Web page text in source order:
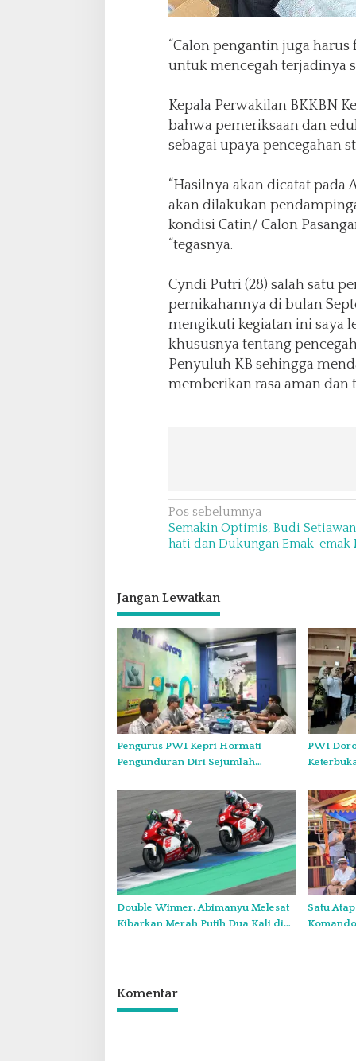
“Calon pengantin juga
untuk mencegah terjadinya
Kepala Perwakilan BKKBN
bahwa pemeriksaan dan
sebagai upaya pencegahan
“Hasilnya akan dicatat pada
akan dilakukan
kondisi Catin/ Calon
“tegasnya.
Cyndi Putri (28) salah satu
pernikahannya di bulan
mengikuti kegiatan ini saya
khususnya tentang
Penyuluh KB sehingga
memberikan rasa aman dan
N
a
g
a
s
p
o
s
Pos sebelumnya
Semakin Optimis, Budi
hati dan Dukungan Emak-emak
Jangan Lewatkan
Pengurus PWI Kepri Hormati
Pengunduran Diri Sejumlah
Administrasi dengan PWI Pusat
PWI
Double Winner, Abimanyu Melesat
Kibarkan Merah Putih Dua Kali di
Satu
Komentar